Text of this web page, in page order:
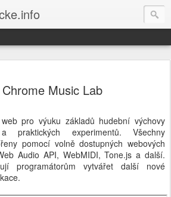
Chrome Music Lab
pro výuku základů hudební výchovy
praktických experimentů. Všechny
pomocí volně dostupných webových
Audio API, WebMIDI, Tone.js a další.
programátorům vytvářet další nové